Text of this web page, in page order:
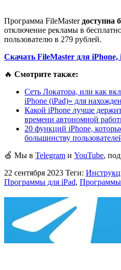
Программа FileMasterдоступна
отключение рекламы в
пользователю в 279 рублей.
Скачать FileMaster для
🔥 Смотрите также:
Сеть Локатора, или как
iPhone (iPad)» для
Какой iPhone лучше
времени автономной
20 функций iPhone,
большинству
🍏 Мы в Telegram и YouTube,
22 сентября 2023 Теги:
Программы для iPad, Программы